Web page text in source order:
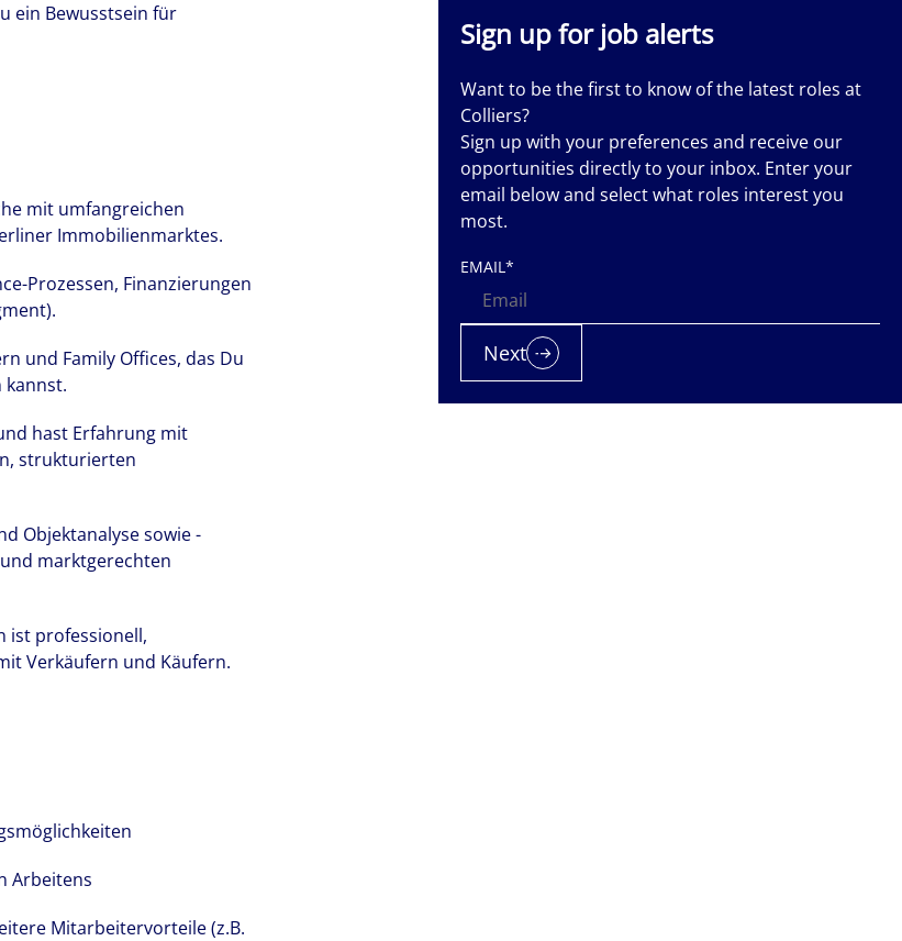
ein Bewusstsein für
mit umfangreichen
Immobilienmarktes.
Prozessen, Finanzierungen
und Family Offices, das Du
kannst.
hast Erfahrung mit
strukturierten
Objektanalyse sowie -
marktgerechten
ist professionell,
Verkäufern und Käufern.
Arbeitens
Mitarbeitervorteile (z.B.
weltweit. Über 19.000 Experten in
Colliers ihre Erfahrungen und ihr Knowhow
Sign up for job alerts
Want to be the first to know of the latest roles at
Colliers?
Sign up with your preferences and receive our
opportunities directly to your inbox. Enter your
email below and select what roles interest you
most.
EMAIL*
Next